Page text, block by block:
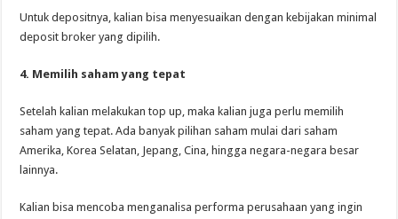
Untuk depositnya, kalian bisa menyesuaikan dengan kebijakan minimal
deposit broker yang dipilih.
4. Memilih saham yang tepat
Setelah kalian melakukan top up, maka kalian juga perlu memilih
saham yang tepat. Ada banyak pilihan saham mulai dari saham
Amerika, Korea Selatan, Jepang, Cina, hingga negara-negara besar
lainnya.
Kalian bisa mencoba menganalisa performa perusahaan yang ingin